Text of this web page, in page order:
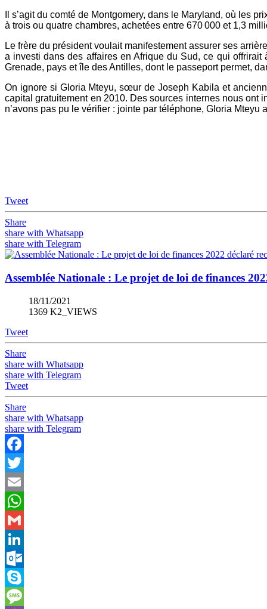
Il s’agit du comté de Montgomery, dans le Maryland, où les
à trois ou quatre chambres, achetées entre 670 000 et 1,3
Le frère du président voulait manifestement assurer ses
a investi dans des affaires en Afrique du Sud, ce qui
Grenade, pays et île des Antilles, dont le passeport permet,
On ignore si Gloria Mteyu, sœur de Joseph Kabila et
capital gratuitement en 2010. Des sources internes nous
n’avons pas pu le vérifier : jointe par téléphone, Gloria Mteyu
Tweet
Share
share with Whatsapp
share with Telegram
Assemblée Nationale : Le projet de loi de finances
18/11/2021
1369 K2_VIEWS
Tweet
Share
share with Whatsapp
share with Telegram
Tweet
Share
share with Whatsapp
share with Telegram
Facebook
Twitter
Email
WhatsApp
Gmail
LinkedIn
Outlook.com
Skype